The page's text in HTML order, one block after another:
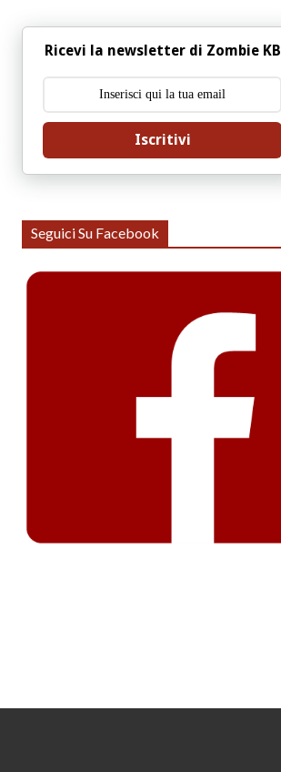
Ricevi la newsletter di Zombie KB
Iscritivi
Seguici Su Facebook